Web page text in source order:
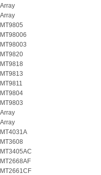
Array
Array
MT9805
MT98006
MT98003
MT9820
MT9818
MT9813
MT9811
MT9804
MT9803
Array
Array
MT4031A
MT3608
MT3405AC
MT2668AF
MT2661CF